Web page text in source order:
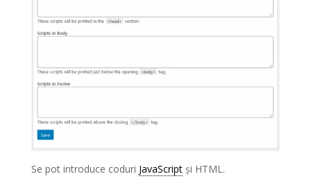
Se pot introduce coduri JavaScriptși HTML.